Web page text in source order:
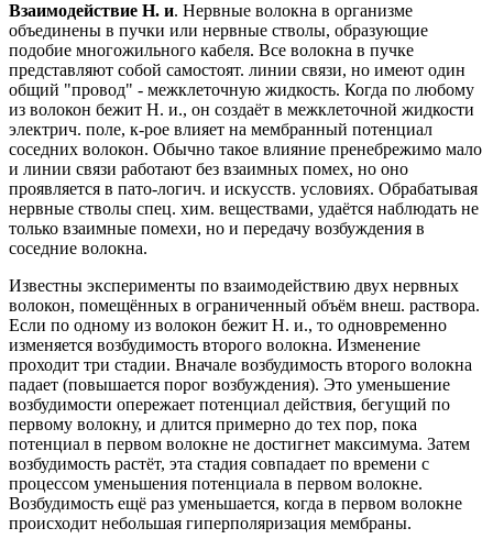
Взаимодействие Н. и. Нервные волокна в организме
объединены в пучки или нервные стволы, образующие
подобие многожильного кабеля. Все волокна в пучке
представляют собой самостоят. линии связи, но имеют один
общий "провод" - межклеточную жидкость. Когда по любому
из волокон бежит Н. и., он создаёт в межклеточной жидкости
электрич. поле, к-рое влияет на мембранный потенциал
соседних волокон. Обычно такое влияние пренебрежимо мало
и линии связи работают без взаимных помех, но оно
проявляется в пато-логич. и искусств. условиях. Обрабатывая
нервные стволы спец. хим. веществами, удаётся наблюдать не
только взаимные помехи, но и передачу возбуждения в
соседние волокна.
Известны эксперименты по взаимодействию двух нервных
волокон, помещённых в ограниченный объём внеш. раствора.
Если по одному из волокон бежит Н. и., то одновременно
изменяется возбудимость второго волокна. Изменение
проходит три стадии. Вначале возбудимость второго волокна
падает (повышается порог возбуждения). Это уменьшение
возбудимости опережает потенциал действия, бегущий по
первому волокну, и длится примерно до тех пор, пока
потенциал в первом волокне не достигнет максимума. Затем
возбудимость растёт, эта стадия совпадает по времени с
процессом уменьшения потенциала в первом волокне.
Возбудимость ещё раз уменьшается, когда в первом волокне
происходит небольшая гиперполяризация мембраны.